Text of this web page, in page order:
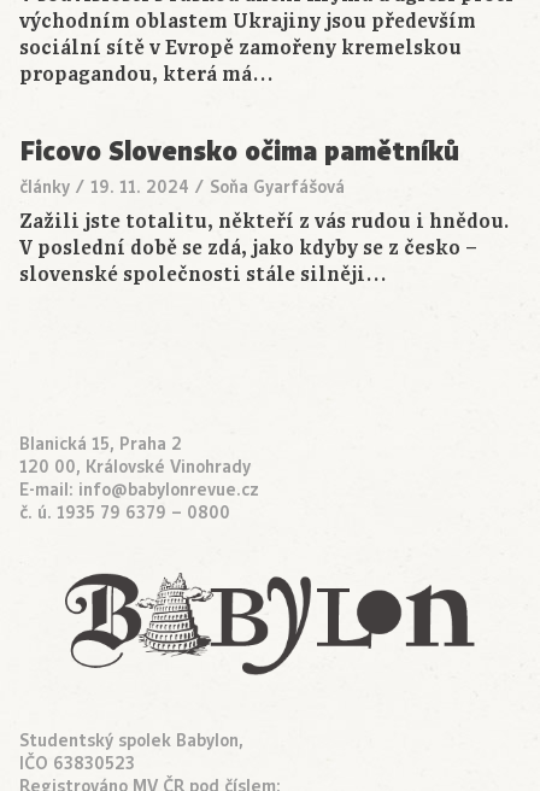
východním oblastem Ukrajiny jsou především
sociální sítě v Evropě zamořeny kremelskou
propagandou, která má…
Ficovo Slovensko očima pamětníků
články / 19. 11. 2024 / Soňa Gyarfášová
Zažili jste totalitu, někteří z vás rudou i hnědou.
V poslední době se zdá, jako kdyby se z česko –
slovenské společnosti stále silněji…
Blanická 15, Praha 2
120 00, Královské Vinohrady
E-mail: info@babylonrevue.cz
č. ú. 1935 79 6379 – 0800
Studentský spolek Babylon,
IČO 63830523
Registrováno MV ČR pod číslem: